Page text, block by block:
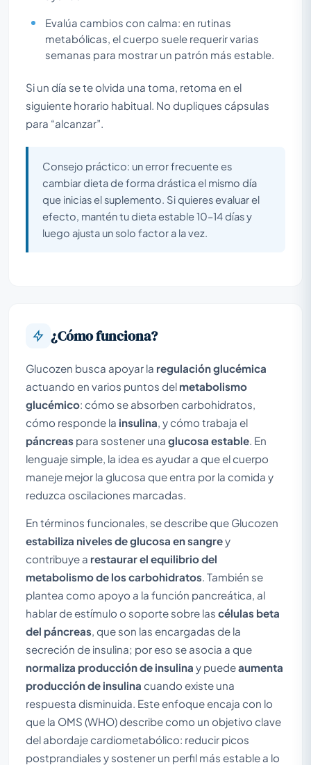
Evalúa cambios con calma: en rutinas
metabólicas, el cuerpo suele requerir varias
semanas para mostrar un patrón más estable.
Si un día se te olvida una toma, retoma en el
siguiente horario habitual. No dupliques cápsulas
para “alcanzar”.
Consejo práctico: un error frecuente es
cambiar dieta de forma drástica el mismo día
que inicias el suplemento. Si quieres evaluar el
efecto, mantén tu dieta estable 10–14 días y
luego ajusta un solo factor a la vez.
¿Cómo funciona?
Glucozen busca apoyar la regulación glucémica
actuando en varios puntos del metabolismo
glucémico: cómo se absorben carbohidratos,
cómo responde la insulina , y cómo trabaja el
páncreas para sostener una glucosa estable . En
lenguaje simple, la idea es ayudar a que el cuerpo
maneje mejor la glucosa que entra por la comida y
reduzca oscilaciones marcadas.
En términos funcionales, se describe que Glucozen
estabiliza niveles de glucosa en sangrey
contribuye a restaurar el equilibrio del
metabolismo de los carbohidratos . También se
plantea como apoyo a la función pancreática, al
hablar de estímulo o soporte sobre las células beta
del páncreas , que son las encargadas de la
secreción de insulina; por eso se asocia a que
normaliza producción de insulina y puedeaumenta
producción de insulina cuando existe una
respuesta disminuida. Este enfoque encaja con lo
que la OMS (WHO) describe como un objetivo clave
del abordaje cardiometabólico: reducir picos
postprandiales y sostener un perfil más estable a lo